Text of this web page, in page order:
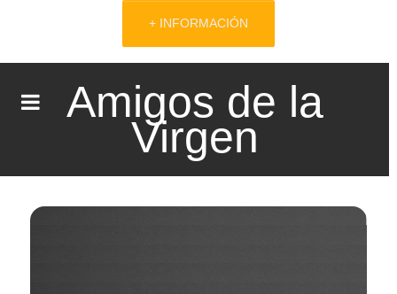
+ INFORMACIÓN
Amigos de la
Virgen